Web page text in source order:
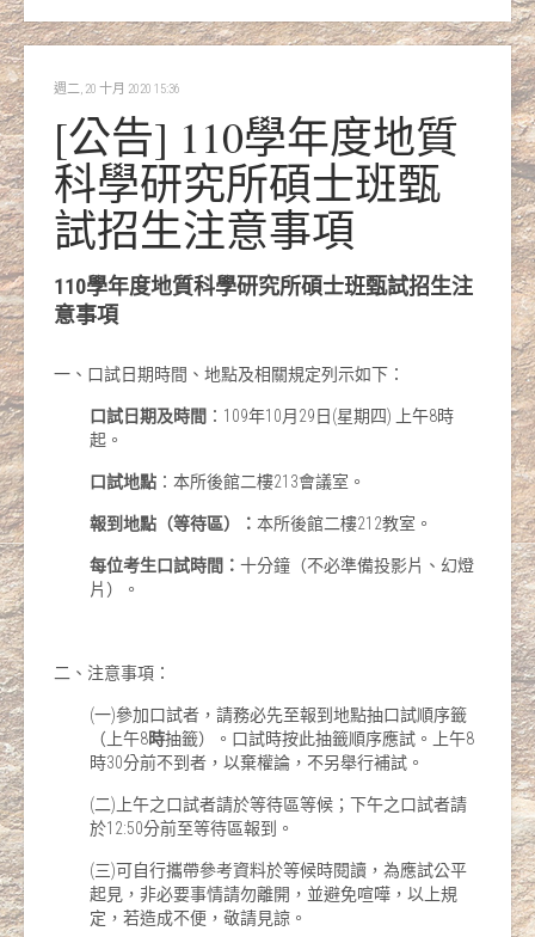
週二, 20 十月 2020 15:36
[公告] 110學年度地質
科學研究所碩士班甄
試招生注意事項
110學年度地質科學研究所碩士班甄試招生注
意事項
一、口試日期時間、地點及相關規定列示如下：
口試日期及時間 ：109年10月29日(星期四) 上午8時
起。
口試地點 ：本所後館二樓213會議室。
報到地點（等待區）： 本所後館二樓212教室。
每位考生口試時間： 十分鐘（不必準備投影片、幻燈
片）。
二、注意事項：
(一)參加口試者，請務必先至報到地點抽口試順序籤
（上午8時抽籤）。口試時按此抽籤順序應試。上午8
時30分前不到者，以棄權論，不另舉行補試。
(二)上午之口試者請於等待區等候；下午之口試者請
於12:50分前至等待區報到。
(三)可自行攜帶參考資料於等候時閱讀，為應試公平
起見，非必要事情請勿離開，並避免喧嘩，以上規
定，若造成不便，敬請見諒。